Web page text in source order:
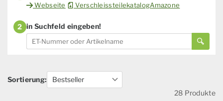
Webseite VerschleissteilekatalogAmazone
2 in Suchfeld eingeben!
Sortierung:
28 Produkte